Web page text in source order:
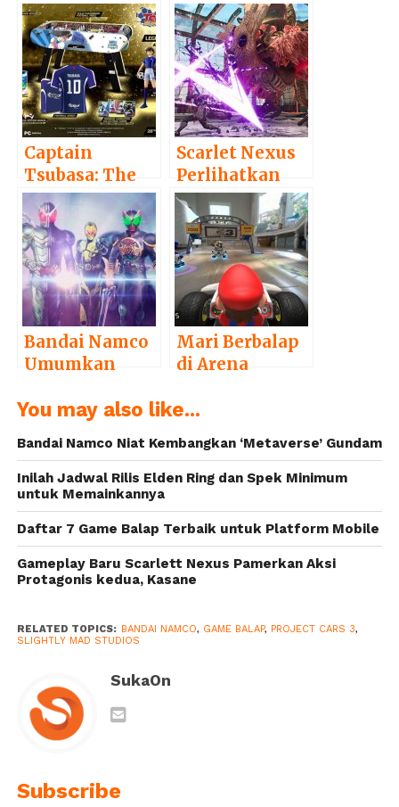
Captain
Tsubasa: The
Rise of New
Champions
Hadirkan Seri
Collector’s
Edition
Scarlet Nexus
Perlihatkan
Gameplay dan
Animasi
Kerennya
Bandai Namco
Umumkan
Rider: Memory
Mari Berbalap
di Arena
Mario Kart
Circuit
You may also like...
Bandai Namco Niat Kembangkan ‘Metaverse’ Gundam
Inilah Jadwal Rilis Elden Ring dan Spek Minimum
untuk Memainkannya
Daftar 7 Game Balap Terbaik untuk Platform Mobile
Gameplay Baru Scarlett Nexus Pamerkan Aksi
Protagonis kedua, Kasane
RELATED TOPICS: BANDAI NAMCO, GAME BALAP, PROJECT CARS 3,
SLIGHTLY MAD STUDIOS
SukaOn
Subscribe